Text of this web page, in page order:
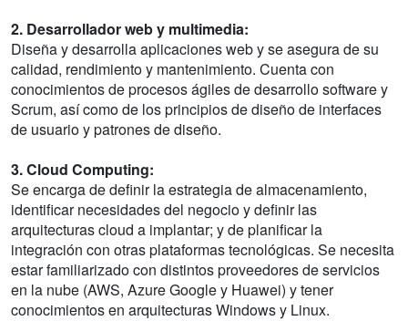
2. Desarrollador web y multimedia:
Diseña y desarrolla aplicaciones web y se asegura de su
calidad, rendimiento y mantenimiento. Cuenta con
conocimientos de procesos ágiles de desarrollo software y
Scrum, así como de los principios de diseño de interfaces
de usuario y patrones de diseño.
3. Cloud Computing:
Se encarga de definir la estrategia de almacenamiento,
identificar necesidades del negocio y definir las
arquitecturas cloud a implantar; y de planificar la
integración con otras plataformas tecnológicas. Se necesita
estar familiarizado con distintos proveedores de servicios
en la nube (AWS, Azure Google y Huawei) y tener
conocimientos en arquitecturas Windows y Linux.